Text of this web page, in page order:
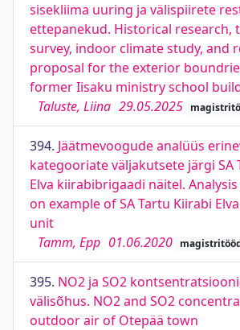
sisekliima uuring ja välispiirete
ettepanekud. Historical research,
survey, indoor climate study, and
proposal for the exterior
former Iisaku ministry school
Taluste, Liina 29.05.2025
394. Jäätmevoogude analüüs
kategooriate väljakutsete järgi SA
Elva kiirabibrigaadi näitel.
on example of SA Tartu Kiirabi
unit
Tamm, Epp 01.06.2020
395. NO2 ja SO2
välisõhus. NO2 and SO2
outdoor air of Otepää town